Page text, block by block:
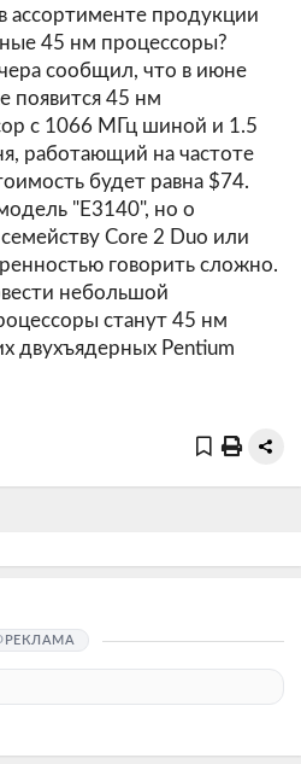
ассортименте продукции
45 нм процессоры?
сообщил, что в июне
появится 45 нм
с 1066 МГц шиной и 1.5
работающий на частоте
будет равна $74.
"E3140", но о
Core 2 Duo или
говорить сложно.
небольшой
станут 45 нм
двухъядерных Pentium
РЕКЛАМА